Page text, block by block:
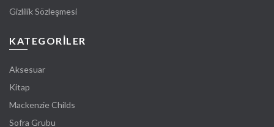
Gizlilik Sözleşmesi
KATEGORİLER
Aksesuar
Kitap
Mackenzie Childs
Sofra Grubu